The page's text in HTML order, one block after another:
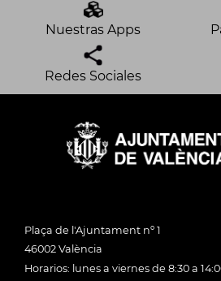
Nuestras Apps
Redes Sociales
Plaça de l'Ajuntament nº 1
46002 València
Horarios: lunes a viernes de 8:30 a